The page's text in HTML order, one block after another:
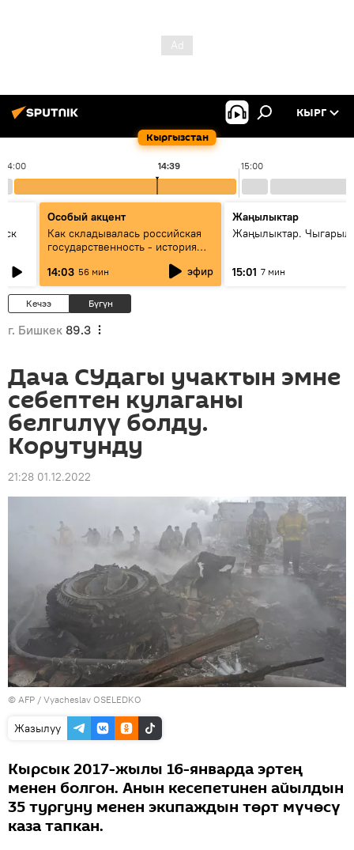
Кыргызстан
КЫРГ
14:00 15:00
14:39
Особый акцент
Как складывалась российская
государственность - история
России и геополитика Евразии
глазами аналитиков
14:03 56 мин эфир
Жаңылыктар
Жаңылыктар.
15:01 7 мин
Кечээ Бүгүн
г. Бишкек 89.3
Дача СУдагы учактын эмне
себептен кулаганы
белгилүү болду.
Корутунду
21:28 01.12.2022
© AFP / Vyacheslav OSELEDKO
Жазылуу
Кырсык 2017-жылы 16-январда эртең
менен болгон. Анын кесепетинен айылдын
35 тургуну менен экипаждын төрт мүчөсү
каза тапкан.